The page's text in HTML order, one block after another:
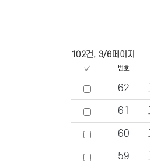
102건, 3/6페이지
62
61
60
59